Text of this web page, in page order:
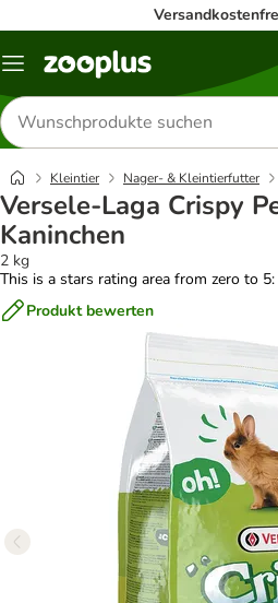
Menü
Produkte
suchen
Kleintier Nager- & Kleintierfutter
Versele-Laga Crispy
Kaninchen
2 kg
This is a stars rating area from zero to
Produkt bewerten